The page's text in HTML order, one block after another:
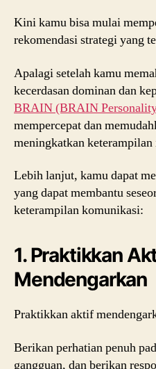
Kini kamu bisa mulai
rekomendasi strategi yang
Apalagi setelah kamu
kecerdasan dominan dan
BRAIN (BRAIN
mempercepat dan
meningkatkan
Lebih lanjut, kamu dapat
yang dapat membantu
keterampilan komunikasi:
1. Praktikkan
Mendengarkan
Praktikkan aktif
Berikan perhatian penuh
gangguan, dan berikan